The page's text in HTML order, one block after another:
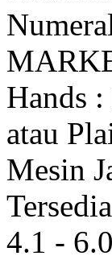
Hands
atau
Mesin
4.1 -